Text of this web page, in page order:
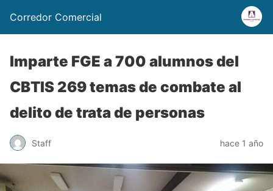
Corredor Comercial
Imparte FGE a 700 alumnos del
CBTIS 269 temas de combate al
delito de trata de personas
Staff hace 1 año